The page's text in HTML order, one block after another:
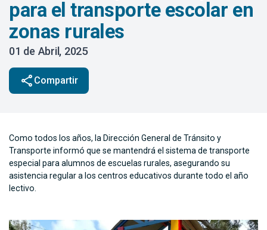
para el transporte escolar en
zonas rurales
01 de Abril, 2025
share Compartir
Como todos los años, la Dirección General de Tránsito y
Transporte informó que se mantendrá el sistema de transporte
especial para alumnos de escuelas rurales, asegurando su
asistencia regular a los centros educativos durante todo el año
lectivo.